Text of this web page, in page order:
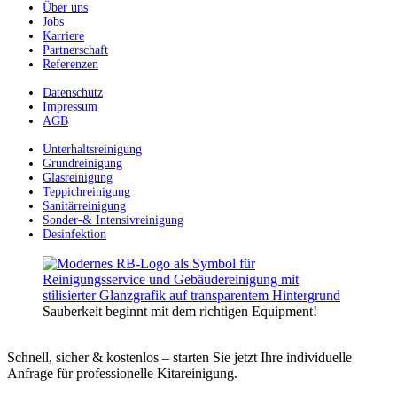
Über uns
Jobs
Karriere
Partnerschaft
Referenzen
Datenschutz
Impressum
AGB
Unterhaltsreinigung
Grundreinigung
Glasreinigung
Teppichreinigung
Sanitärreinigung
Sonder-& Intensivreinigung
Desinfektion
Sauberkeit beginnt mit dem richtigen Equipment!
Schnell, sicher & kostenlos – starten Sie jetzt Ihre individuelle
Anfrage für professionelle Kitareinigung.